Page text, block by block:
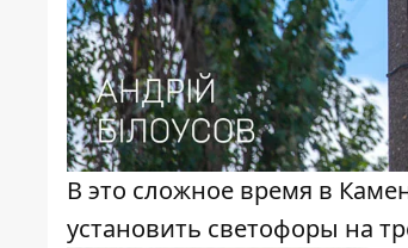
В это сложное время в
установить светофоры на